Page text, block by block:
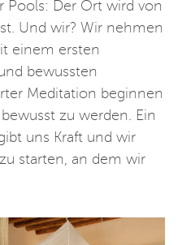
Pools: Der Ort wird von
Und wir? Wir nehmen
einem ersten
bewussten
Meditation beginnen
zu werden. Ein
uns Kraft und wir
starten, an dem wir